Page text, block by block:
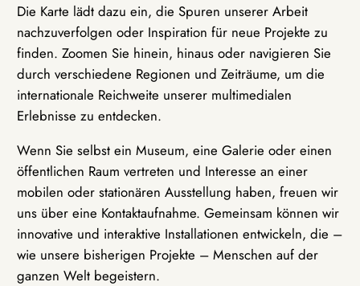
Die Karte lädt dazu ein, die Spuren unserer Arbeit
nachzuverfolgen oder Inspiration für neue Projekte zu
finden. Zoomen Sie hinein, hinaus oder navigieren Sie
durch verschiedene Regionen und Zeiträume, um die
internationale Reichweite unserer multimedialen
Erlebnisse zu entdecken.
Wenn Sie selbst ein Museum, eine Galerie oder einen
öffentlichen Raum vertreten und Interesse an einer
mobilen oder stationären Ausstellung haben, freuen wir
uns über eine Kontaktaufnahme. Gemeinsam können wir
innovative und interaktive Installationen entwickeln, die –
wie unsere bisherigen Projekte – Menschen auf der
ganzen Welt begeistern.